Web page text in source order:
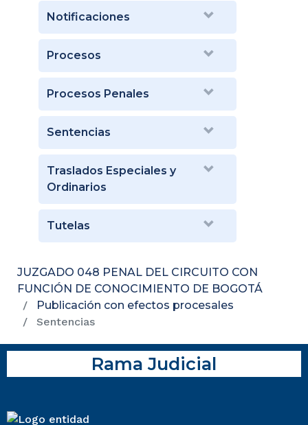
Notificaciones
Procesos
Procesos Penales
Sentencias
Traslados Especiales y
Ordinarios
Tutelas
JUZGADO 048 PENAL DEL CIRCUITO CON
FUNCIÓN DE CONOCIMIENTO DE BOGOTÁ
Publicación con efectos procesales
Sentencias
Rama Judicial